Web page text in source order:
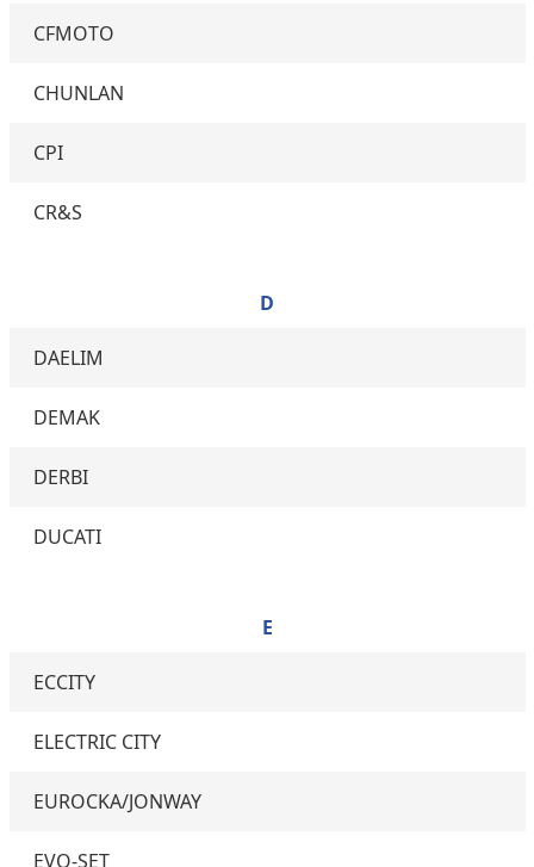
CFMOTO
CHUNLAN
CPI
CR&S
D
DAELIM
DEMAK
DERBI
DUCATI
E
ECCITY
ELECTRIC CITY
EUROCKA/JONWAY
EVO-SET